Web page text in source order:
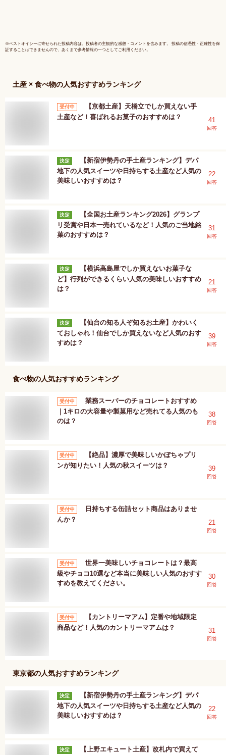
※ベストオイシーに寄せられた投稿内容は、投稿者の主観的な感想・コメントを含みます。 投稿の信憑性・正確性を保
証することはできませんので、あくまで参考情報の一つとしてご利用ください。
土産 × 食べ物の人気おすすめランキング
受付中
【京都土産】天橋立でしか買えない手
土産など！喜ばれるお菓子のおすすめは？
41
回答
決定
【新宿伊勢丹の手土産ランキング】デパ
地下の人気スイーツや日持ちする土産など人気の
美味しいおすすめは？
22
回答
決定
【全国お土産ランキング2026】グランプ
リ受賞や日本一売れているなど！人気のご当地銘
菓のおすすめは？
31
回答
決定
【横浜高島屋でしか買えないお菓子な
ど】行列ができるくらい人気の美味しいおすすめ
は？
21
回答
決定
【仙台の知る人ぞ知るお土産】かわいく
ておしゃれ！仙台でしか買えないなど人気のおす
すめは？
39
回答
食べ物の人気おすすめランキング
受付中
業務スーパーのチョコレートおすすめ
｜1キロの大容量や製菓用など売れてる人気のも
のは？
38
回答
受付中
【絶品】濃厚で美味しいかぼちゃプリ
ンが知りたい！人気の秋スイーツは？
39
回答
受付中
日持ちする缶詰セット商品はありませ
んか？
21
回答
受付中
世界一美味しいチョコレートは？最高
級やチョコ10選など本当に美味しい人気のおすす
すめを教えてください。
30
回答
受付中
【カントリーマアム】定番や地域限定
商品など！人気のカントリーマアムは？
31
回答
東京都の人気おすすめランキング
決定
【新宿伊勢丹の手土産ランキング】デパ
地下の人気スイーツや日持ちする土産など人気の
美味しいおすすめは？
22
回答
決定
【上野エキュート土産】改札内で買えて